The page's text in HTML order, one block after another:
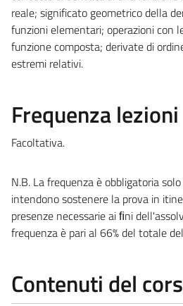
reale; significato geometrico della
funzioni elementari; operazioni con
funzione composta; derivate di
estremi relativi.
Frequenza lezioni
Facoltativa.
N.B. La frequenza è obbligatoria
intendono sostenere la prova in
presenze necessarie ai ﬁni
frequenza è pari al 66% del totale
Contenuti del